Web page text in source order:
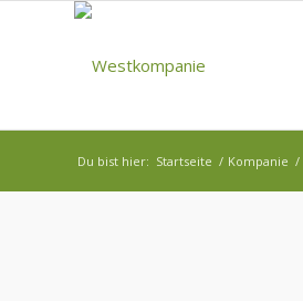
Du bist hier: Startseite / Kompanie /